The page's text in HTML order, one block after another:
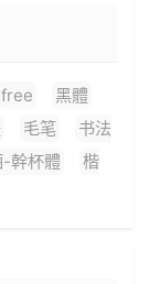
free
黑體
毛笔
书法
-幹杯體
楷